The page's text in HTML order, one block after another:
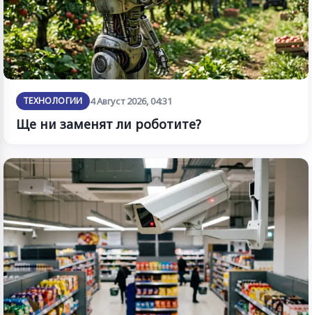
ТЕХНОЛОГИИ 4 Август 2026, 04:31
Ще ни заменят ли роботите?